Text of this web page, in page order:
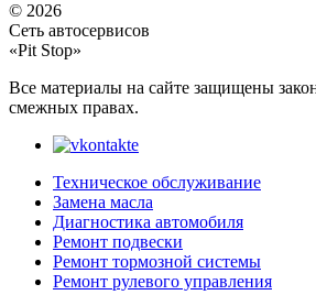
© 2026
Сеть автосервисов
«Pit Stop»
Все материалы на сайте защищены
смежных правах.
Техническое обслуживание
Замена масла
Диагностика автомобиля
Ремонт подвески
Ремонт тормозной системы
Ремонт рулевого управления